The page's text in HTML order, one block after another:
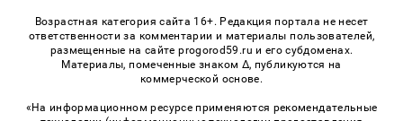
Возрастная категория сайта 16+. Редакция портала не несет
ответственности за комментарии и материалы пользователей,
размещенные на сайте progorod59.ru и его субдоменах.
Материалы, помеченные знаком Δ, публикуются на
коммерческой основе.
«На информационном ресурсе применяются рекомендательные